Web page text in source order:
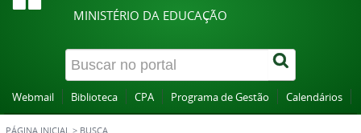
MINISTÉRIO DA EDUCAÇÃO
Webmail Biblioteca CPA Programa de Gestão Calendários
PÁGINA INICIAL > BUSCA